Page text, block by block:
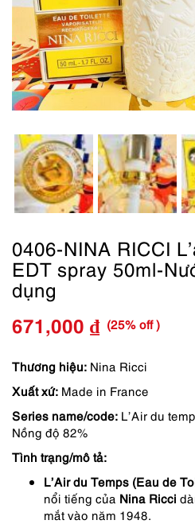
0406-NINA RICCI
EDT spray 50ml-
dụng
Giá
gốc
là:
895,000 ₫.
671,000 ₫
Giá
hiện
tại
là:
(25% off )
Thương hiệu: Nina Ricci
Xuất xứ: Made in France
Series name/code: L’Air du
Nồng độ 82%
Tình trạng/mô tả:
L’Air du Temps (Eau de
nổi tiếng của Nina Ricci
mắt vào năm 1948.